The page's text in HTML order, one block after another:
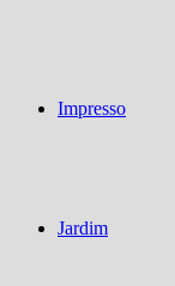
Impresso
Jardim